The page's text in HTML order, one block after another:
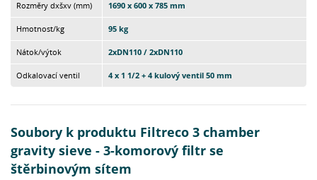
Rozměry dxšxv (mm) 1690 x 600 x 785 mm
Hmotnost/kg 95 kg
Nátok/výtok 2xDN110 / 2xDN110
Odkalovací ventil 4 x 1 1/2 + 4 kulový ventil 50 mm
Soubory k produktu Filtreco 3 chamber
gravity sieve - 3-komorový filtr se
štěrbinovým sítem